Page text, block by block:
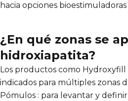
hacia opciones
¿En qué zonas se
hidroxiapatita?
Los productos como Hydroxyfill
indicados para múltiples zonas
Pómulos : para levantar y